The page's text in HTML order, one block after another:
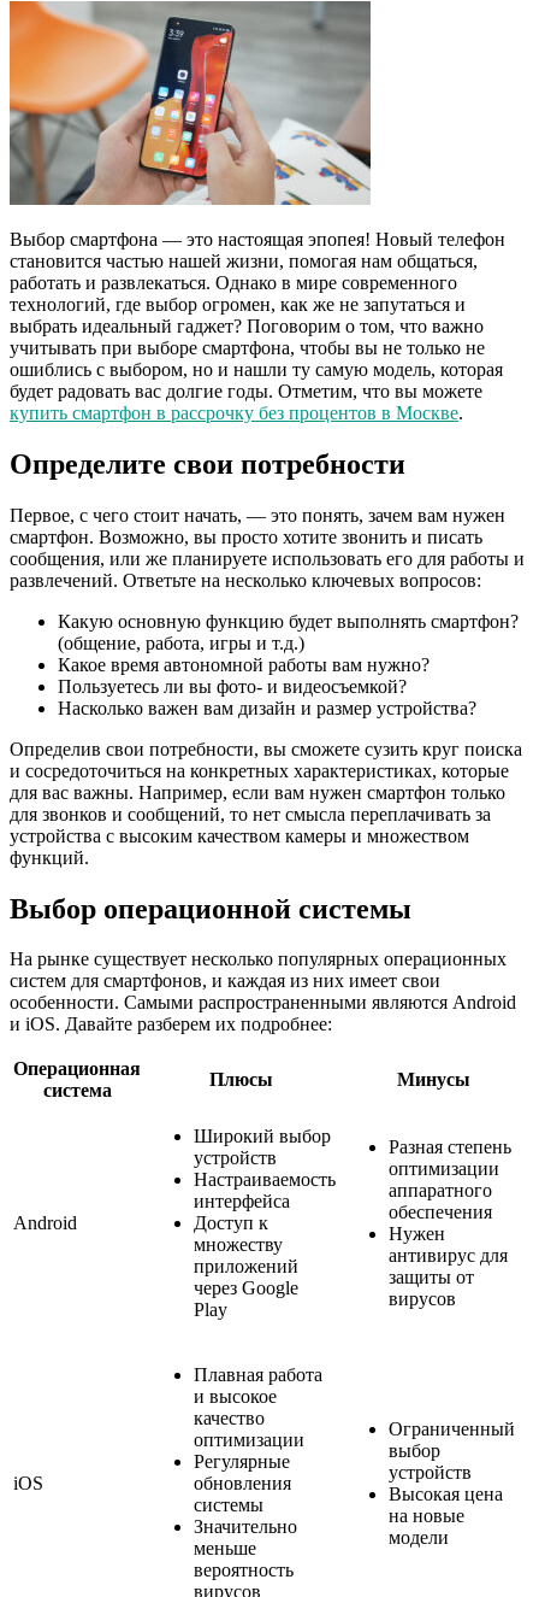
Выбор смартфона — это настоящая эпопея! Новый телефон
становится частью нашей жизни, помогая нам общаться,
работать и развлекаться. Однако в мире современного
технологий, где выбор огромен, как же не запутаться и
выбрать идеальный гаджет? Поговорим о том, что важно
учитывать при выборе смартфона, чтобы вы не только не
ошиблись с выбором, но и нашли ту самую модель, которая
будет радовать вас долгие годы. Отметим, что вы можете
купить смартфон в рассрочку без процентов в Москве.
Определите свои потребности
Первое, с чего стоит начать, — это понять, зачем вам нужен
смартфон. Возможно, вы просто хотите звонить и писать
сообщения, или же планируете использовать его для работы и
развлечений. Ответьте на несколько ключевых вопросов:
Какую основную функцию будет выполнять смартфон?
(общение, работа, игры и т.д.)
Какое время автономной работы вам нужно?
Пользуетесь ли вы фото- и видеосъемкой?
Насколько важен вам дизайн и размер устройства?
Определив свои потребности, вы сможете сузить круг поиска
и сосредоточиться на конкретных характеристиках, которые
для вас важны. Например, если вам нужен смартфон только
для звонков и сообщений, то нет смысла переплачивать за
устройства с высоким качеством камеры и множеством
функций.
Выбор операционной системы
На рынке существует несколько популярных операционных
систем для смартфонов, и каждая из них имеет свои
особенности. Самыми распространенными являются Android
и iOS. Давайте разберем их подробнее:
Операционная
система
Плюсы Минусы
Android
Широкий выбор
устройств
Настраиваемость
интерфейса
Доступ к
множеству
приложений
через Google
Play
Разная степень
оптимизации
аппаратного
обеспечения
Нужен
антивирус для
защиты от
вирусов
iOS
Плавная работа
и высокое
качество
оптимизации
Регулярные
обновления
системы
Значительно
меньше
вероятность
вирусов
Ограниченный
выбор
устройств
Высокая цена
на новые
модели